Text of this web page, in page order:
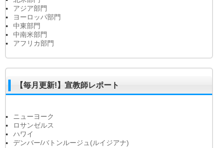
アジア部門
ヨーロッパ部門
中東部門
中南米部門
アフリカ部門
【毎月更新!】宣教師レポート
ニューヨーク
ロサンゼルス
ハワイ
デンバー/バトンルージュ(ルイジアナ)